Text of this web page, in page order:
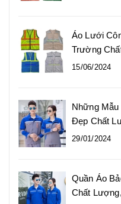
Áo Lưới
Trường
15/06/2024
Những
Đẹp Chất
29/01/2024
Quần Áo
Chất